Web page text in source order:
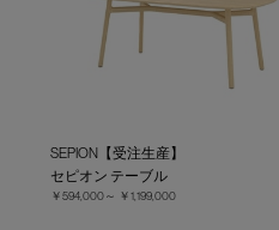
SEPION【受注生産】
セピオン テーブル
￥594,000～ ￥1,199,000